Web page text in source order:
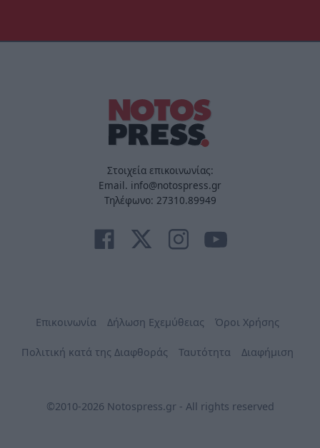
Στοιχεία επικοινωνίας:
Email. info@notospress.gr
Τηλέφωνο: 27310.89949
Επικοινωνία Δήλωση Εχεμύθειας Όροι Χρήσης
Πολιτική κατά της Διαφθοράς Ταυτότητα Διαφήμιση
©2010-2026 Notospress.gr - All rights reserved